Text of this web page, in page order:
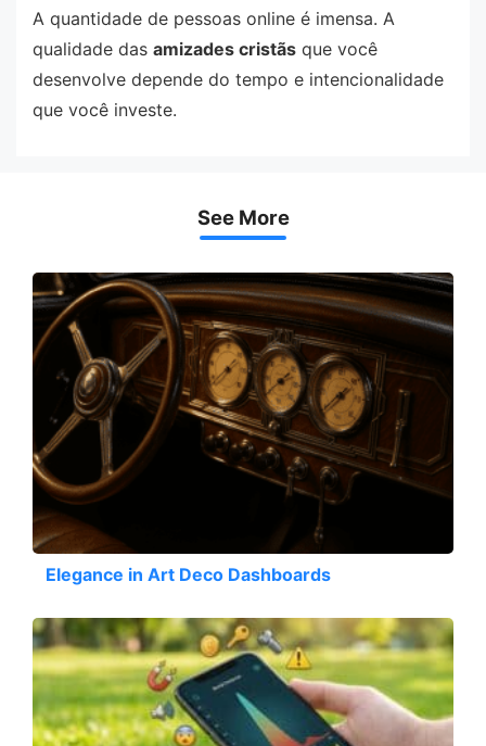
A quantidade de pessoas online é imensa. A
qualidade das amizades cristãs que você
desenvolve depende do tempo e intencionalidade
que você investe.
See More
Elegance in Art Deco Dashboards